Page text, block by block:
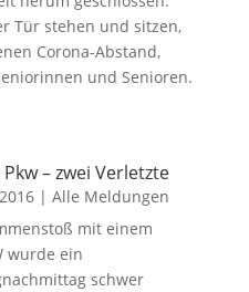
Tür stehen und sitzen,
Corona-Abstand,
und Senioren.
– zwei Verletzte
| Alle Meldungen
mit einem
wurde ein
schwer